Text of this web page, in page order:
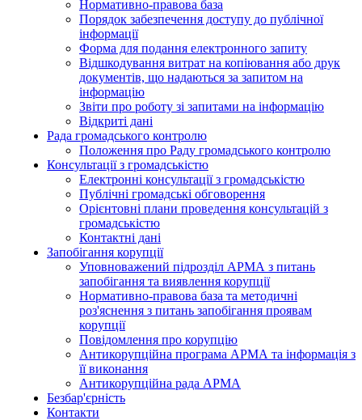
Нормативно-правова база
Порядок забезпечення доступу до публічної
інформації
Форма для подання електронного запиту
Відшкодування витрат на копіювання або друк
документів, що надаються за запитом на
інформацію
Звіти про роботу зі запитами на інформацію
Відкриті дані
Рада громадського контролю
Положення про Раду громадського контролю
Консультації з громадськістю
Електронні консультації з громадськістю
Публічні громадські обговорення
Орієнтовні плани проведення консультацій з
громадськістю
Контактні дані
Запобігання корупції
Уповноважений підрозділ АРМА з питань
запобігання та виявлення корупції
Нормативно-правова база та методичні
роз'яснення з питань запобігання проявам
корупції
Повідомлення про корупцію
Антикорупційна програма АРМА та інформація з
її виконання
Антикорупційна рада АРМА
Безбар'єрність
Контакти